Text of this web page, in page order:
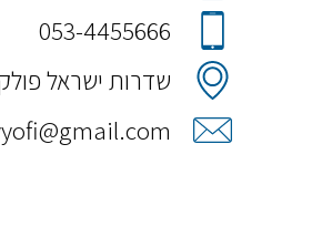
053-4455666
שדרות ישראל פולק 49, קריית